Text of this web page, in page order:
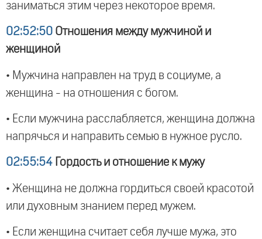
заниматься этим через некоторое время.
02:52:50 Отношения между мужчиной и
женщиной
• Мужчина направлен на труд в социуме, а
женщина - на отношения с богом.
• Если мужчина расслабляется, женщина должна
напрячься и направить семью в нужное русло.
02:55:54 Гордость и отношение к мужу
• Женщина не должна гордиться своей красотой
или духовным знанием перед мужем.
• Если женщина считает себя лучше мужа, это